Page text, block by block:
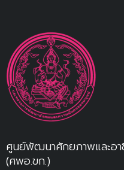
ศูนย์พัฒนาศักยภาพและอ
(ศพอ.ขก.)